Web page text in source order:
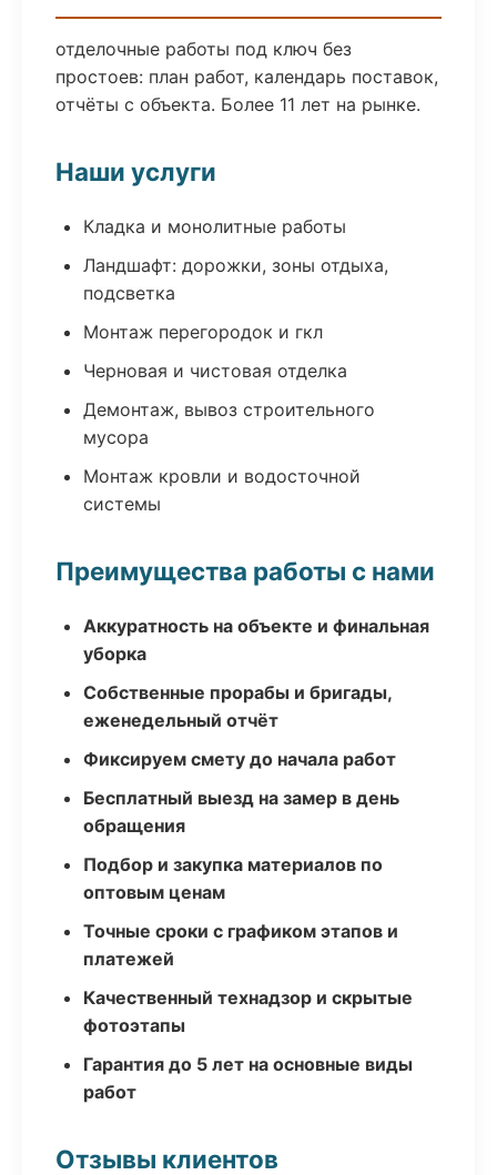
отделочные работы под ключ без
простоев: план работ, календарь поставок,
отчёты с объекта. Более 11 лет на рынке.
Наши услуги
Кладка и монолитные работы
Ландшафт: дорожки, зоны отдыха,
подсветка
Монтаж перегородок и гкл
Черновая и чистовая отделка
Демонтаж, вывоз строительного
мусора
Монтаж кровли и водосточной
системы
Преимущества работы с нами
Аккуратность на объекте и финальная
уборка
Собственные прорабы и бригады,
еженедельный отчёт
Фиксируем смету до начала работ
Бесплатный выезд на замер в день
обращения
Подбор и закупка материалов по
оптовым ценам
Точные сроки с графиком этапов и
платежей
Качественный технадзор и скрытые
фотоэтапы
Гарантия до 5 лет на основные виды
работ
Отзывы клиентов